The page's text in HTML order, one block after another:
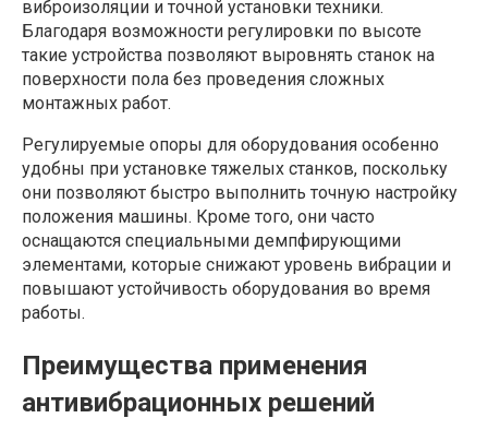
виброизоляции и точной установки техники.
Благодаря возможности регулировки по высоте
такие устройства позволяют выровнять станок на
поверхности пола без проведения сложных
монтажных работ.
Регулируемые опоры для оборудования особенно
удобны при установке тяжелых станков, поскольку
они позволяют быстро выполнить точную настройку
положения машины. Кроме того, они часто
оснащаются специальными демпфирующими
элементами, которые снижают уровень вибрации и
повышают устойчивость оборудования во время
работы.
Преимущества применения
антивибрационных решений